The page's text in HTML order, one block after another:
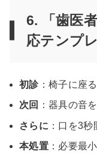
6. 「歯医
応テンプレ
初診：椅子に座
次回 ：器具の音
さらに ：口を3
本処置：必要最